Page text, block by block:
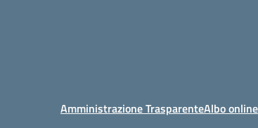
Amministrazione TrasparenteAlbo online